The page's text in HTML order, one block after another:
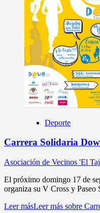
Deporte
Carrera Solidaria
Asociación de Vecinos 'El
El próximo domingo 17 de
organiza su V Cross y Paseo
Leer másLeer más sobre